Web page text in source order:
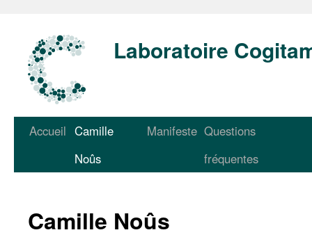
Laboratoire
Accueil Camille
Noûs
Manifeste Questions
fréquentes
Camille Noûs